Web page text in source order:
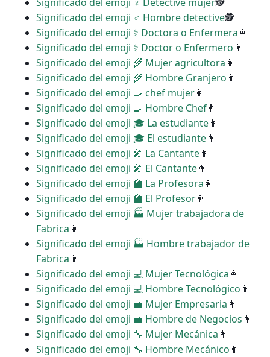
Significado del emoji ♂ Hombre detective🕵
Significado del emoji ‍⚕️ Doctora o Enfermera 👩
Significado del emoji ‍⚕️ Doctor o Enfermero 👨
Significado del emoji ‍🌾 Mujer agricultora 👩
Significado del emoji ‍🌾 Hombre Granjero 👨
Significado del emoji ‍🍳 chef mujer👩
Significado del emoji ‍🍳 Hombre Chef👨
Significado del emoji ‍🎓 La estudiante👩
Significado del emoji ‍🎓 El estudiante👨
Significado del emoji ‍🎤 La Cantante👩
Significado del emoji ‍🎤 El Cantante👨
Significado del emoji ‍🏫 La Profesora 👩
Significado del emoji ‍🏫 El Profesor👨
Significado del emoji ‍🏭 Mujer trabajadora de
Fabrica 👩
Significado del emoji ‍🏭 Hombre trabajador de
Fabrica 👨
Significado del emoji ‍💻 Mujer Tecnológica 👩
Significado del emoji ‍💻 Hombre Tecnológico 👨
Significado del emoji ‍💼 Mujer Empresaria 👩
Significado del emoji ‍💼 Hombre de Negocios 👨
Significado del emoji ‍🔧 Mujer Mecánica 👩
Significado del emoji ‍🔧 Hombre Mecánico 👨